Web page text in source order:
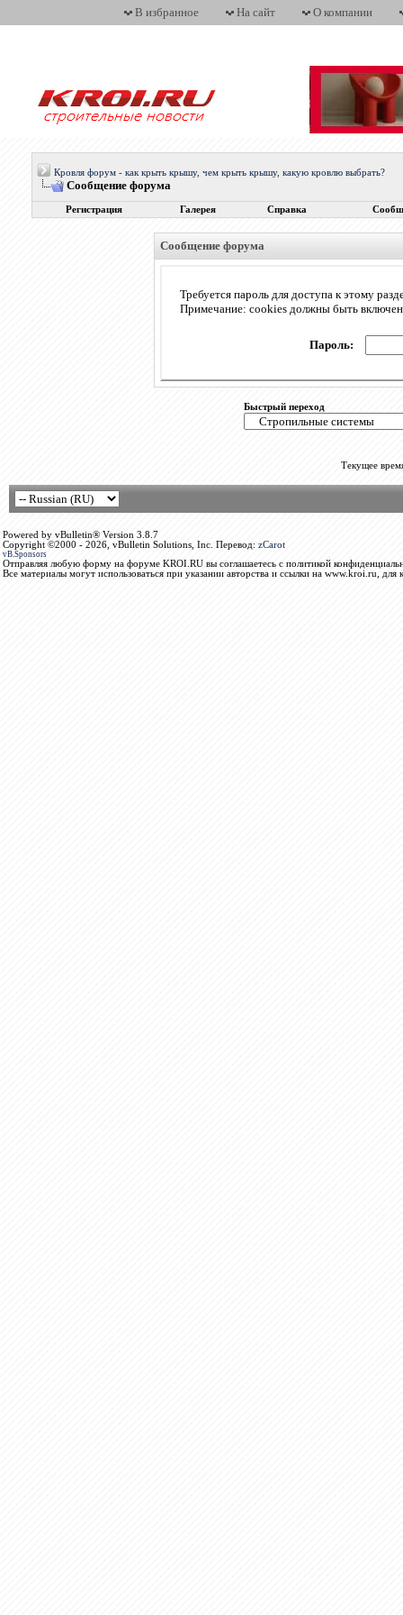
В избранное На сайт О компании
Кровля форум - как крыть крышу, чем крыть крышу, какую кровлю выбрать?
Сообщение форума
Регистрация Галерея Справка
Сообщение форума
Требуется пароль для доступа к этому
Примечание: cookies должны быть
Пароль:
Быстрый переход
Текущее
Powered by vBulletin® Version 3.8.7
Copyright ©2000 - 2026, vBulletin Solutions, Inc. Перевод: zCarot
vB.Sponsors
Отправляя любую форму на форуме KROI.RU вы соглашаетесь с политикой
Все материалы могут использоваться при указании авторства и ссылки на www.kroi.ru, для